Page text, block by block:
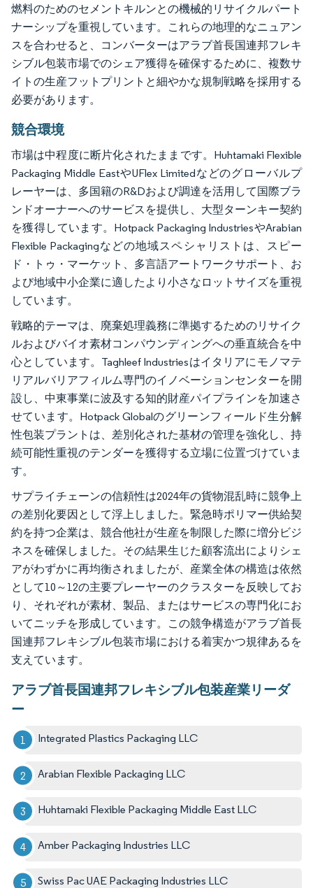
燃料のためのセメントキルンとの機械的リサイクルパート
ナーシップを重視しています。これらの地理的なニュアン
スを合わせると、コンバーターはアラブ首長国連邦フレキ
シブル包装市場でのシェア獲得を確保するために、複数サ
イトの生産フットプリントと細やかな規制戦略を採用する
必要があります。
競合環境
市場は中程度に断片化されたままです。Huhtamaki Flexible
Packaging Middle EastやUFlex Limitedなどのグローバルプ
レーヤーは、多国籍のR&Dおよび調達を活用して国際ブラ
ンドオーナーへのサービスを提供し、大型ターンキー契約
を獲得しています。Hotpack Packaging IndustriesやArabian
Flexible Packagingなどの地域スペシャリストは、スピー
ド・トゥ・マーケット、多言語アートワークサポート、お
よび地域中小企業に適したより小さなロットサイズを重視
しています。
戦略的テーマは、廃棄処理義務に準拠するためのリサイク
ルおよびバイオ素材コンパウンディングへの垂直統合を中
心としています。Taghleef Industriesはイタリアにモノマテ
リアルバリアフィルム専門のイノベーションセンターを開
設し、中東事業に波及する知的財産パイプラインを加速さ
せています。Hotpack Globalのグリーンフィールド生分解
性包装プラントは、差別化された基材の管理を強化し、持
続可能性重視のテンダーを獲得する立場に位置づけていま
す。
サプライチェーンの信頼性は2024年の貨物混乱時に競争上
の差別化要因として浮上しました。緊急時ポリマー供給契
約を持つ企業は、競合他社が生産を制限した際に増分ビジ
ネスを確保しました。その結果生じた顧客流出によりシェ
アがわずかに再均衡されましたが、産業全体の構造は依然
として10～12の主要プレーヤーのクラスターを反映してお
り、それぞれが素材、製品、またはサービスの専門化にお
いてニッチを形成しています。この競争構造がアラブ首長
国連邦フレキシブル包装市場における着実かつ規律あるを
支えています。
アラブ首長国連邦フレキシブル包装産業リーダ
ー
Integrated Plastics Packaging LLC
Arabian Flexible Packaging LLC
Huhtamaki Flexible Packaging Middle East LLC
Amber Packaging Industries LLC
Swiss Pac UAE Packaging Industries LLC